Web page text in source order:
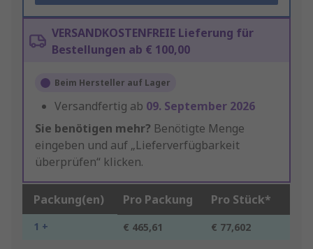
VERSANDKOSTENFREIE Lieferung für
Bestellungen ab € 100,00
Beim Hersteller auf Lager
Versandfertig ab 09. September 2026
Sie benötigen mehr? Benötigte Menge
eingeben und auf „Lieferverfügbarkeit
überprüfen“ klicken.
Packung(en) Pro Packung Pro Stück*
1 + € 465,61 € 77,602